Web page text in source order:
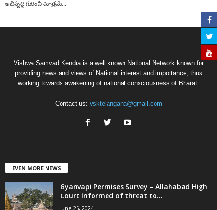
అభివృద్ది గురించి మాత్రమే...
Vishwa Samvad Kendra is a well known National Network known for
providing news and views of National interest and importance, thus
working towards awakening of national consciousness of Bharat.
Contact us: vsktelangana@gmail.com
EVEN MORE NEWS
Gyanvapi Permises Survey – Allahabad High
Court informed of threat to...
June 25, 2024